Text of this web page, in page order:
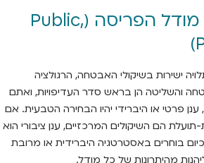
שלב 3: בחירת מודל הפריסה (Public,
ישירות בשיקולי האבטחה, הרגולציה
והשליטה הן בראש סדר העדיפויות, ואתם
פרטי או היברידי יהיו הבחירה הטבעית. אם
תועלת הם השיקולים המרכזיים, ענן ציבורי הוא
כיום בוחרים באסטרטגיה היברידית או מרובת